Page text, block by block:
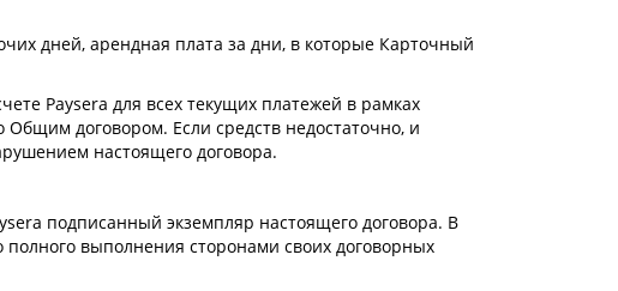
дней, арендная плата за дни, в которые Карточный
Paysera для всех текущих платежей в рамках
договором. Если средств недостаточно, и
настоящего договора.
подписанный экземпляр настоящего договора. В
выполнения сторонами своих договорных